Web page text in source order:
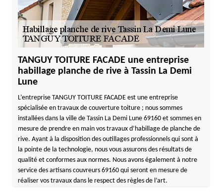
TANGUY TOITURE FACADE une entreprise
habillage planche de rive à Tassin La Demi
Lune
L’entreprise TANGUY TOITURE FACADE est une entreprise
spécialisée en travaux de couverture toiture ; nous sommes
installées dans la ville de Tassin La Demi Lune 69160 et sommes en
mesure de prendre en main vos travaux d’habillage de planche de
rive. Ayant à la disposition des outillages professionnels qui sont à
la pointe de la technologie, nous vous assurons des résultats de
qualité et conformes aux normes. Nous avons également à notre
service des artisans couvreurs 69160 qui seront en mesure de
réaliser vos travaux dans le respect des règles de l’art.